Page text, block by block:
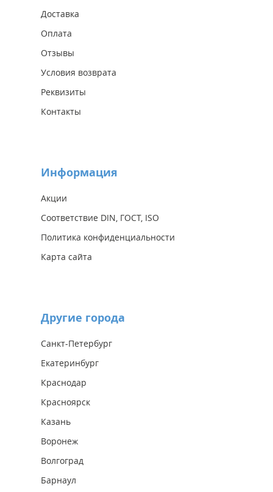
Доставка
Оплата
Отзывы
Условия возврата
Реквизиты
Контакты
Информация
Акции
Соответствие DIN, ГОСТ, ISO
Политика конфиденциальности
Карта сайта
Другие города
Санкт-Петербург
Екатеринбург
Краснодар
Красноярск
Казань
Воронеж
Волгоград
Барнаул